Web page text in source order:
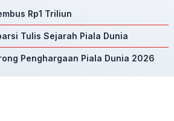
Rp1 Triliun
Tulis Sejarah Piala Dunia
Penghargaan Piala Dunia 2026